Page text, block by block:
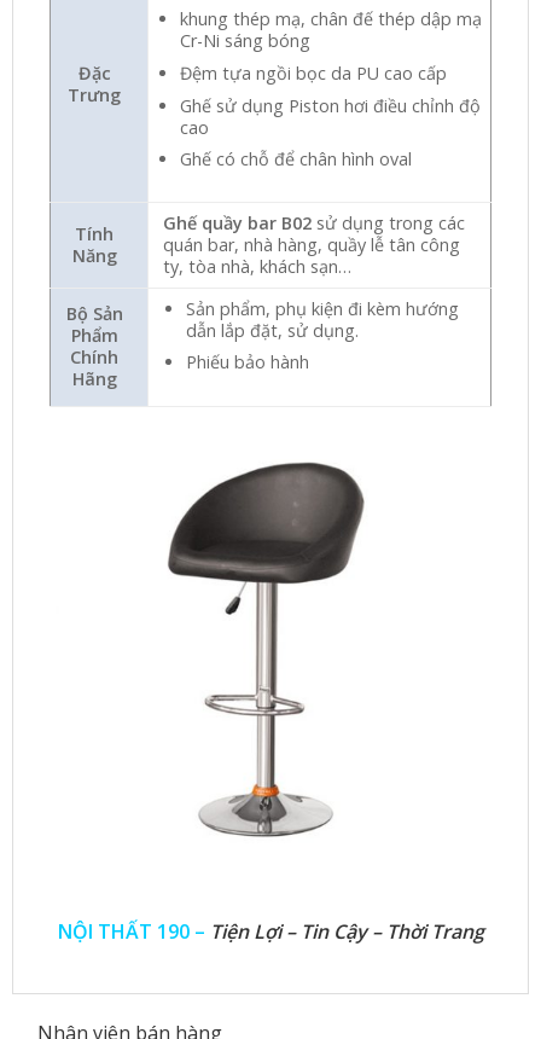
Đặc
Trưng
khung thép mạ, chân đế thép dập mạ
Cr-Ni sáng bóng
Đệm tựa ngồi bọc da PU cao cấp
Ghế sử dụng Piston hơi điều chỉnh độ
cao
Ghế có chỗ để chân hình oval
Tính
Năng
Ghế quầy bar B02 sử dụng trong các
quán bar, nhà hàng, quầy lễ tân công
ty, tòa nhà, khách sạn…
Bộ Sản
Phẩm
Chính
Hãng
Sản phẩm, phụ kiện đi kèm hướng
dẫn lắp đặt, sử dụng.
Phiếu bảo hành
NỘI THẤT 190 – Tiện Lợi – Tin Cậy – Thời Trang
Nhân viên bán hàng